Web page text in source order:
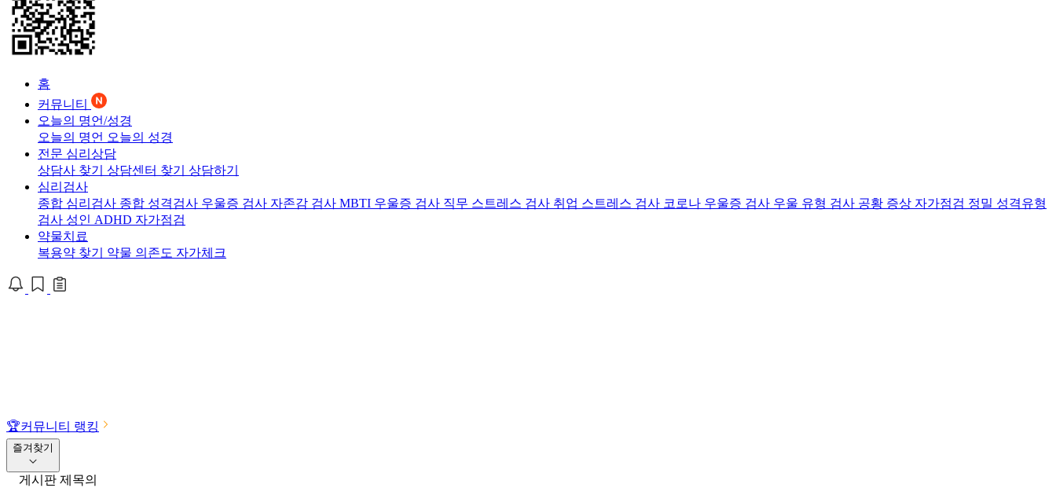
홈
커뮤니티
오늘의 명언/성경
오늘의 명언 오늘의 성경
전문 심리상담
상담사 찾기 상담센터 찾기 상담하기
심리검사
종합 심리검사 종합 성격검사 우울증 검사 자존감 검사 MBTI 우울증 검사 직무 스트레스 검사 취업 스트레스 검사 코로나 우울증 검사 우울 유형 검사 공황 증상 자가점검 정밀 성격유형
검사 성인 ADHD 자가점검
약물치료
복용약 찾기 약물 의존도 자가체크
🏆커뮤니티 랭킹
즐겨찾기
게시판 제목의